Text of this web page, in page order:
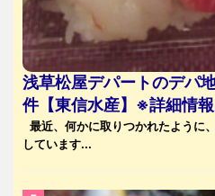
浅草松屋デパートのデパ
件【東信水産】※詳細情報
最近、何かに取りつかれたように
しています...